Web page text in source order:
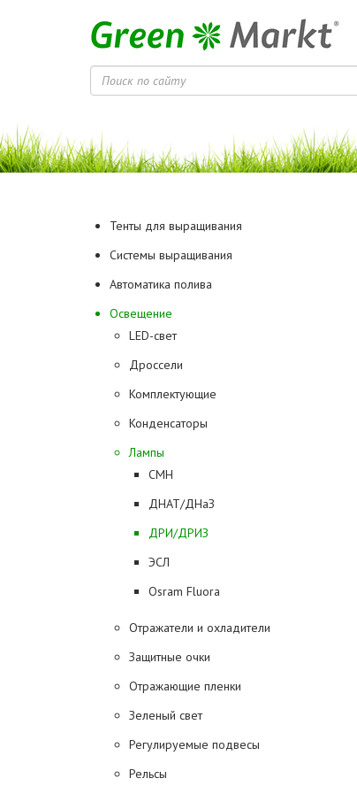
Тенты для выращивания
Системы выращивания
Автоматика полива
Освещение
LED-свет
Дроссели
Комплектующие
Конденсаторы
Лампы
CMH
ДНАТ/ДНаЗ
ДРИ/ДРИЗ
ЭСЛ
Osram Fluora
Отражатели и охладители
Защитные очки
Отражающие пленки
Зеленый свет
Регулируемые подвесы
Рельсы